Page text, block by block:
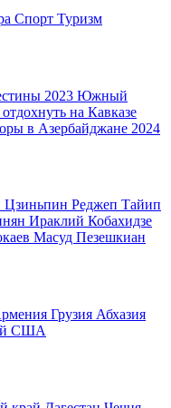
Спорт Туризм
2023 Южный
отдохнуть на Кавказе
в Азербайджане 2024
Цзиньпин Реджеп Тайип
Ираклий Кобахидзе
Масуд Пезешкиан
Грузия Абхазия
США